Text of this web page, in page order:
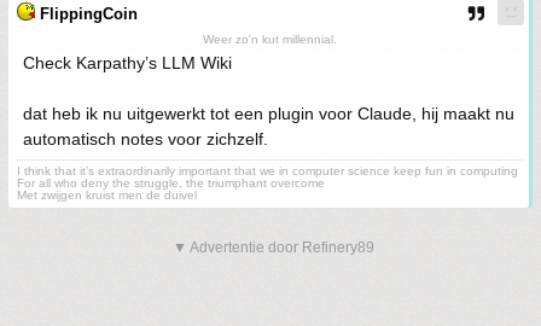
FlippingCoin
Weer zo'n kut millennial.
Check Karpathy’s LLM Wiki
dat heb ik nu uitgewerkt tot een plugin voor Claude, hij maakt nu
automatisch notes voor zichzelf.
I think that it’s extraordinarily important that we in computer science keep fun in computing
For all who deny the struggle, the triumphant overcome
Met zwijgen kruist men de duivel
▼ Advertentie door Refinery89